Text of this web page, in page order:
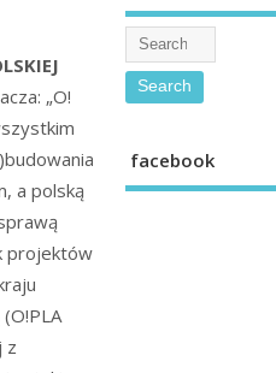
„O!
a polską
projektów
z
facebook